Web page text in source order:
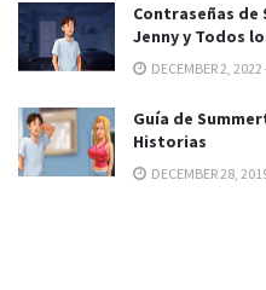
Contraseñas de
Jenny y Todos
DECEMBER 2,
Guía de
Historias
DECEMBER 28,